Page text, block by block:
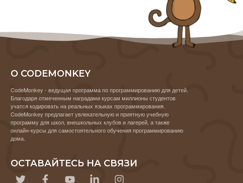
О CODEMONKEY
CodeMonkey - ведущая программа по программированию для детей.
Благодаря отмеченным наградами курсам миллионы студентов
учатся кодировать на реальных языках программирования.
CodeMonkey предлагает увлекательную и приятную учебную
программу для школ, внешкольных клубов и лагерей, а также
онлайн-курсы для самостоятельного обучения программированию
дома.
ОСТАВАЙТЕСЬ НА СВЯЗИ